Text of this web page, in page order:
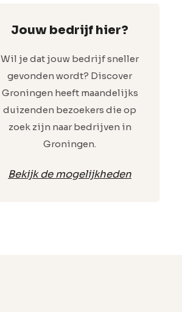
Jouw bedrijf hier?
Wil je dat jouw bedrijf sneller
gevonden wordt? Discover
Groningen heeft maandelijks
duizenden bezoekers die op
zoek zijn naar bedrijven in
Groningen.
Bekijk de mogelijkheden